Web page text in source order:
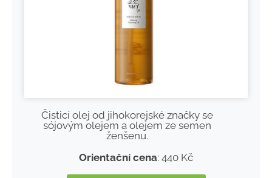
Čisticí olej od jihokorejské značky se
sójovým olejem a olejem ze semen
ženšenu.
Orientační cena: 440 Kč